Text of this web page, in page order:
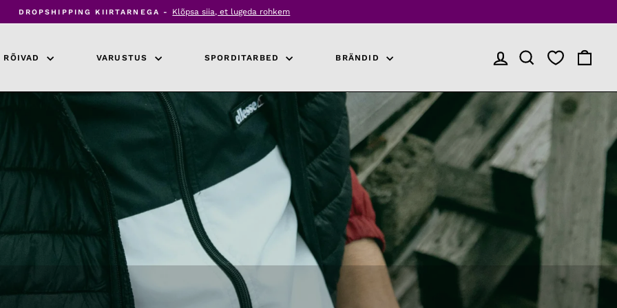
Peata
DROPSHIPPING KIIRTARNEGA - Klõpsa siia, et lugeda rohkem
RÕIVAD VARUSTUS SPORDITARBED BRÄNDID LOGI SISSETOOTEOTSING